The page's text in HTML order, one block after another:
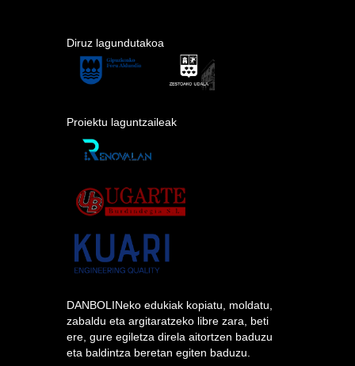
Diruz lagundutakoa
Proiektu laguntzaileak
DANBOLINeko edukiak kopiatu, moldatu,
zabaldu eta argitaratzeko libre zara, beti
ere, gure egiletza direla aitortzen baduzu
eta baldintza beretan egiten baduzu.